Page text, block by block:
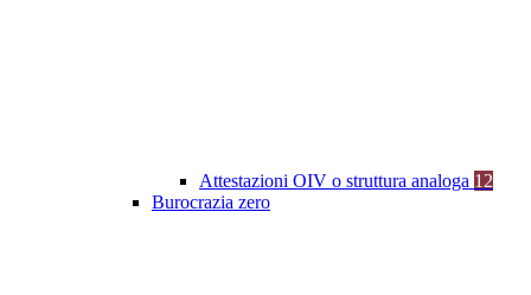
Attestazioni OIV o struttura analoga 12
Burocrazia zero